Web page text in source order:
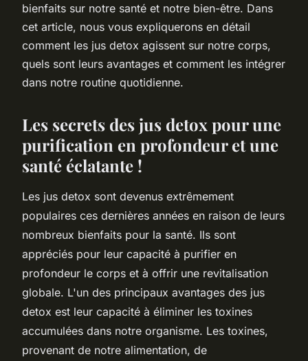
bienfaits sur notre santé et notre bien-être. Dans
cet article, nous vous expliquerons en détail
comment les jus detox agissent sur notre corps,
quels sont leurs avantages et comment les intégrer
dans notre routine quotidienne.
Les secrets des jus detox pour une
purification en profondeur et une
santé éclatante !
Les jus detox sont devenus extrêmement
populaires ces dernières années en raison de leurs
nombreux bienfaits pour la santé. Ils sont
appréciés pour leur capacité à purifier en
profondeur le corps et à offrir une revitalisation
globale. L'un des principaux avantages des jus
detox est leur capacité à éliminer les toxines
accumulées dans notre organisme. Les toxines,
provenant de notre alimentation, de